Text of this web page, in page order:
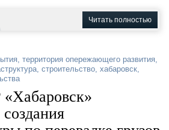
Читать полностью
, территория опережающего развития,
, строительство, хабаровск,